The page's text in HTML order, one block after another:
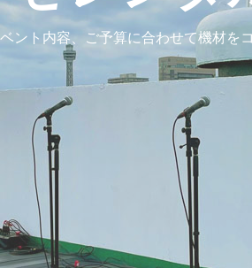
ント内容、ご予算に合わせて機材を